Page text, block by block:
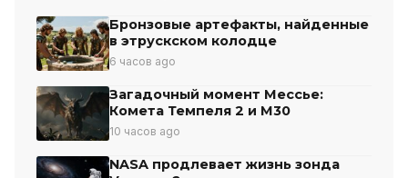
Бронзовые артефакты, найденные
в этрускском колодце
6 часов ago
Загадочный момент Мессье:
Комета Темпеля 2 и М30
10 часов ago
NASA продлевает жизнь зонда